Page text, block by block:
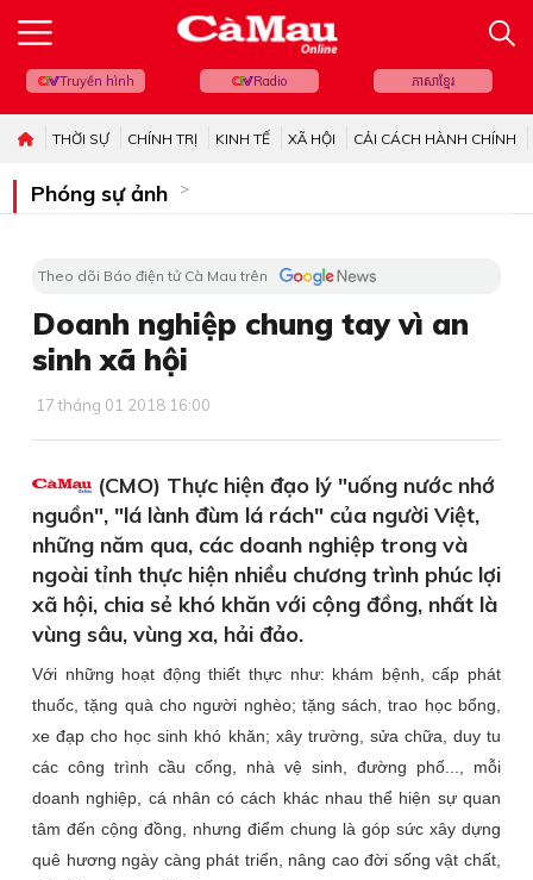
Truyền hình Radio ភាសាខ្មែរ
THỜI SỰ CHÍNH TRỊ KINH TẾ XÃ HỘI CẢI CÁCH HÀNH CHÍNH
Phóng sự ảnh
Theo dõi Báo điện tử Cà Mau trên
Doanh nghiệp chung tay vì an
sinh xã hội
17 tháng 01 2018 16:00
(CMO) Thực hiện đạo lý "uống nước nhớ
nguồn", "lá lành đùm lá rách" của người Việt,
những năm qua, các doanh nghiệp trong và
ngoài tỉnh thực hiện nhiều chương trình phúc lợi
xã hội, chia sẻ khó khăn với cộng đồng, nhất là
vùng sâu, vùng xa, hải đảo.
Với những hoạt động thiết thực như: khám bệnh, cấp phát
thuốc, tặng quà cho người nghèo; tặng sách, trao học bổng,
xe đạp cho học sinh khó khăn; xây trường, sửa chữa, duy tu
các công trình cầu cống, nhà vệ sinh, đường phố..., mỗi
doanh nghiệp, cá nhân có cách khác nhau thể hiện sự quan
tâm đến cộng đồng, nhưng điểm chung là góp sức xây dựng
quê hương ngày càng phát triển, nâng cao đời sống vật chất,